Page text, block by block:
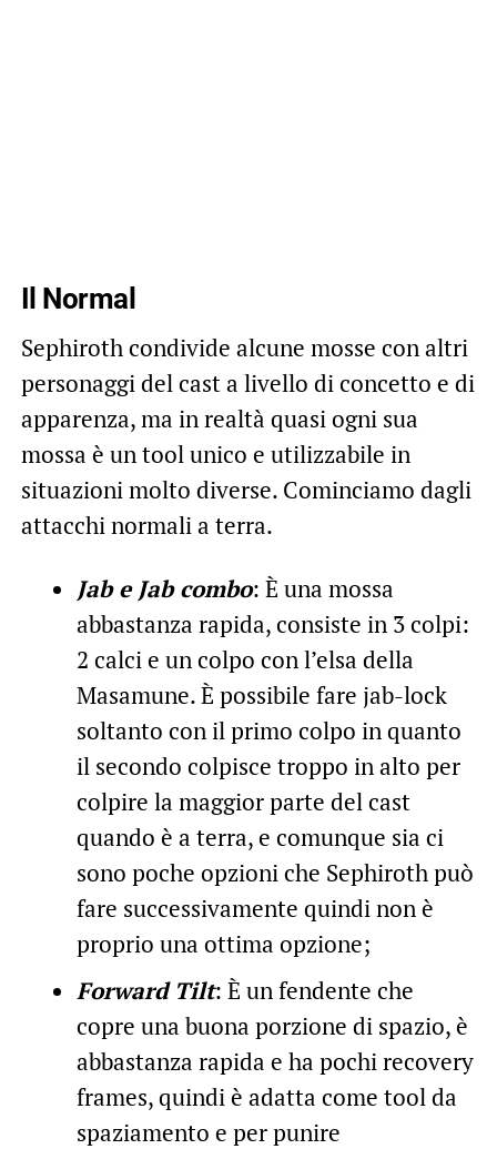
Il Normal
Sephiroth condivide alcune mosse con altri
personaggi del cast a livello di concetto e di
apparenza, ma in realtà quasi ogni sua
mossa è un tool unico e utilizzabile in
situazioni molto diverse. Cominciamo dagli
attacchi normali a terra.
Jab e Jab combo: È una mossa
abbastanza rapida, consiste in 3 colpi:
2 calci e un colpo con l’elsa della
Masamune. È possibile fare jab-lock
soltanto con il primo colpo in quanto
il secondo colpisce troppo in alto per
colpire la maggior parte del cast
quando è a terra, e comunque sia ci
sono poche opzioni che Sephiroth può
fare successivamente quindi non è
proprio una ottima opzione;
Forward Tilt: È un fendente che
copre una buona porzione di spazio, è
abbastanza rapida e ha pochi recovery
frames, quindi è adatta come tool da
spaziamento e per punire